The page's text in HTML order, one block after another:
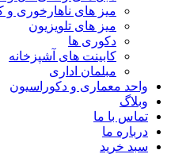
میز های ناهارخوری و
میز های تلویزیون
دکوری ها
کابینت های آشپزخانه
مبلمان اداری
واحد معماری و دکوراسیون
وبلاگ
تماس با ما
درباره ما
سبد خرید